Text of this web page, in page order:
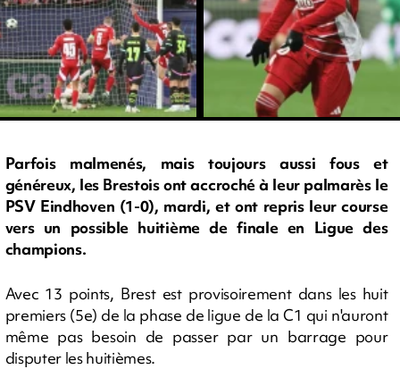
Parfois malmenés, mais toujours aussi fous et
généreux, les Brestois ont accroché à leur palmarès le
PSV Eindhoven (1-0), mardi, et ont repris leur course
vers un possible huitième de finale en Ligue des
champions.
Avec 13 points, Brest est provisoirement dans les huit
premiers (5e) de la phase de ligue de la C1 qui n'auront
même pas besoin de passer par un barrage pour
disputer les huitièmes.